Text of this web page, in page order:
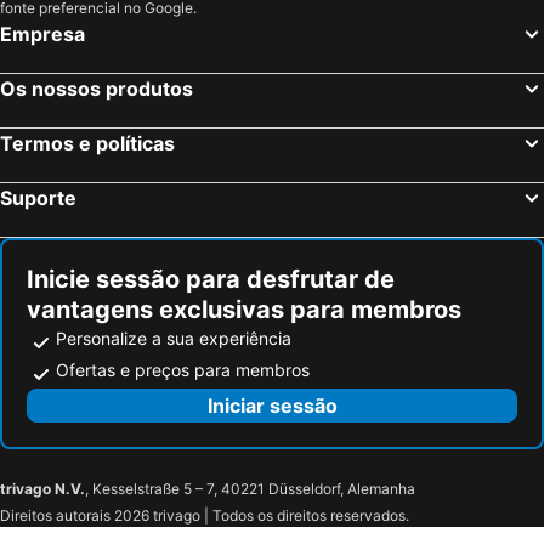
Moieciu, Brasov Hotéis
Cluj-Napoca, Cluj Hotéis
Otopeni, Ilfov Hotéis
Timisoara, Timis Hotéis
fonte preferencial no Google.
Empresa
Os nossos produtos
Termos e políticas
Suporte
Inicie sessão para desfrutar de
vantagens exclusivas para membros
Personalize a sua experiência
Ofertas e preços para membros
Iniciar sessão
trivago N.V., Kesselstraße 5 – 7, 40221 Düsseldorf, Alemanha
Direitos autorais 2026 trivago | Todos os direitos reservados.